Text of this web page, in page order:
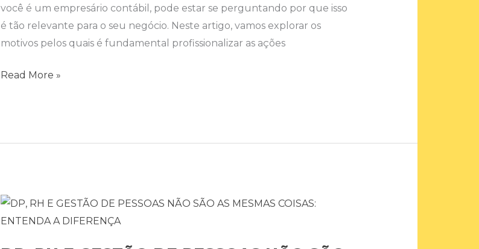
você é um empresário contábil, pode estar se perguntando por que isso
é tão relevante para o seu negócio. Neste artigo, vamos explorar os
motivos pelos quais é fundamental profissionalizar as ações
EMPRESAS
CONTÁBEIS
Read More »
DP,
RH